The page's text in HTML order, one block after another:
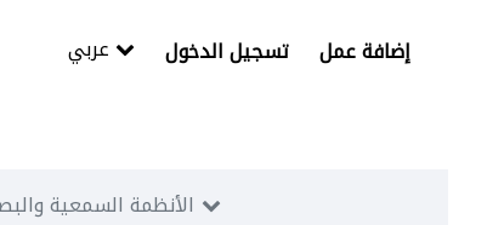
تسجيل الدخول إضافة عمل
الأنظمة السمعية